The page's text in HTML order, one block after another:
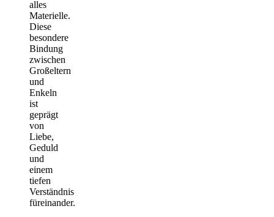
alles
Materielle.
Diese
besondere
Bindung
zwischen
Großeltern
und
Enkeln
ist
geprägt
von
Liebe,
Geduld
und
einem
tiefen
Verständnis
füreinander.